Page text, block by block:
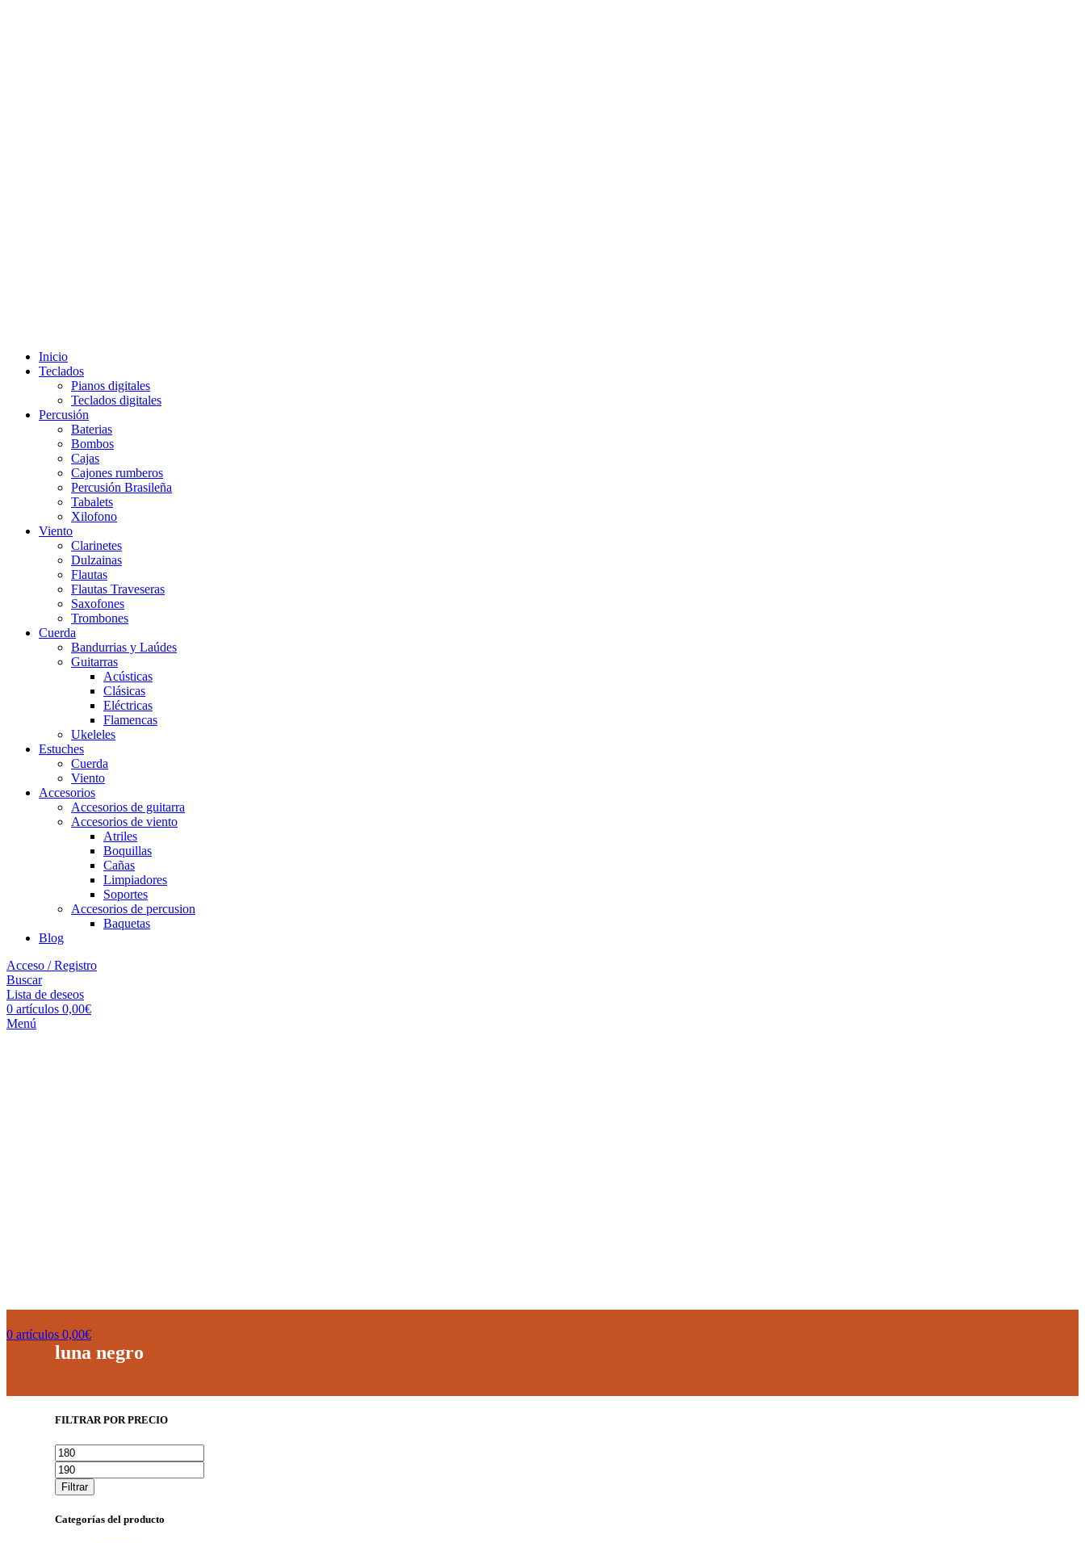
Inicio
Teclados
Pianos digitales
Teclados digitales
Percusión
Baterias
Bombos
Cajas
Cajones rumberos
Percusión Brasileña
Tabalets
Xilofono
Viento
Clarinetes
Dulzainas
Flautas
Flautas Traveseras
Saxofones
Trombones
Cuerda
Bandurrias y Laúdes
Guitarras
Acústicas
Clásicas
Eléctricas
Flamencas
Ukeleles
Estuches
Cuerda
Viento
Accesorios
Accesorios de guitarra
Accesorios de viento
Atriles
Boquillas
Cañas
Limpiadores
Soportes
Accesorios de percusion
Baquetas
Blog
Acceso / Registro
Buscar
Lista de deseos
0 artículos 0,00€
Menú
0 artículos 0,00€
luna negro
FILTRAR POR PRECIO
Precio
mínimo
máximo
Filtrar
Categorías del producto